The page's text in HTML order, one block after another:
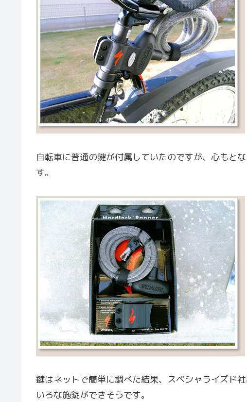
自転車に普通の鍵が付属していたのですが、心もと
す。
鍵はネットで簡単に調べた結果、スペシャライズド
いろな施錠ができそうです。